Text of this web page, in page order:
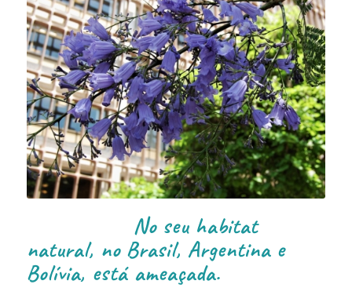
No seu habitat
natural, no Brasil, Argentina e
Bolívia, está ameaçada.